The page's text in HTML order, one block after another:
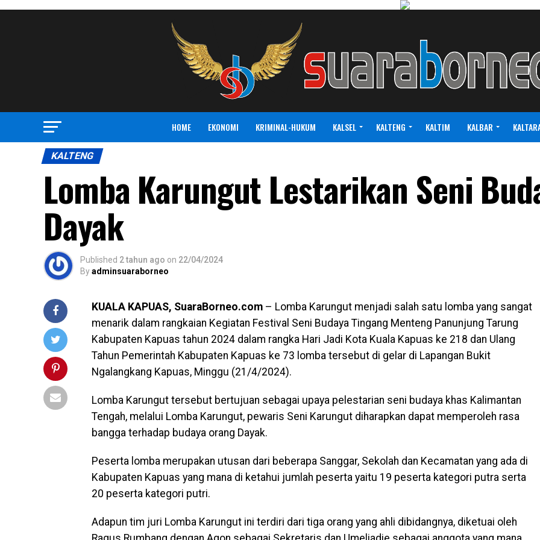
HOME EKONOMI KRIMINAL-HUKUM KALSEL KALTENG KALTIM KALBAR
KALTENG
Lomba Karungut Lestarikan Seni
Dayak
Published 2 tahun ago on 22/04/2024
Byadminsuaraborneo
KUALA KAPUAS, SuaraBorneo.com – Lomba Karungut menjadi salah satu lomba yang sangat
menarik dalam rangkaian Kegiatan Festival Seni Budaya Tingang Menteng Panunjung Tarung
Kabupaten Kapuas tahun 2024 dalam rangka Hari Jadi Kota Kuala Kapuas ke 218 dan Ulang
Tahun Pemerintah Kabupaten Kapuas ke 73 lomba tersebut di gelar di Lapangan Bukit
Ngalangkang Kapuas, Minggu (21/4/2024).
Lomba Karungut tersebut bertujuan sebagai upaya pelestarian seni budaya khas Kalimantan
Tengah, melalui Lomba Karungut, pewaris Seni Karungut diharapkan dapat memperoleh rasa
bangga terhadap budaya orang Dayak.
Peserta lomba merupakan utusan dari beberapa Sanggar, Sekolah dan Kecamatan yang ada di
Kabupaten Kapuas yang mana di ketahui jumlah peserta yaitu 19 peserta kategori putra serta
20 peserta kategori putri.
Adapun tim juri Lomba Karungut ini terdiri dari tiga orang yang ahli dibidangnya, diketuai oleh